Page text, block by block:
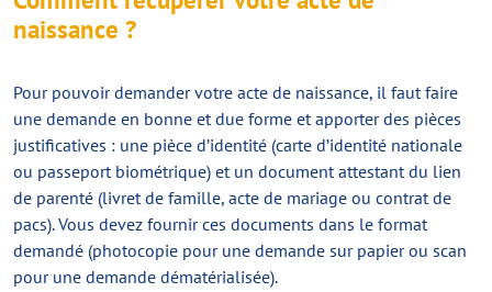
naissance ?
Pour pouvoir demander votre acte de naissance, il faut faire
une demande en bonne et due forme et apporter des pièces
justificatives : une pièce d’identité (carte d’identité nationale
ou passeport biométrique) et un document attestant du lien
de parenté (livret de famille, acte de mariage ou contrat de
pacs). Vous devez fournir ces documents dans le format
demandé (photocopie pour une demande sur papier ou scan
pour une demande dématérialisée).